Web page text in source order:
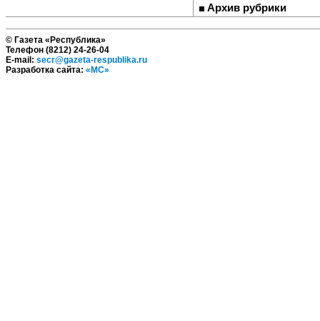
Архив рубрики
© Газета «Республика»
Телефон (8212) 24-26-04
E-mail: secr@gazeta-respublika.ru
Разработка сайта: «МС»